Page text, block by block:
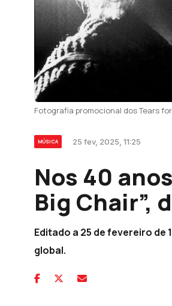
Fotografia promocional dos Tears
MÚSICA 25 fev, 2025, 11:25
Nos 40
Big Chair”,
Editado a 25 de fevereiro de
global.